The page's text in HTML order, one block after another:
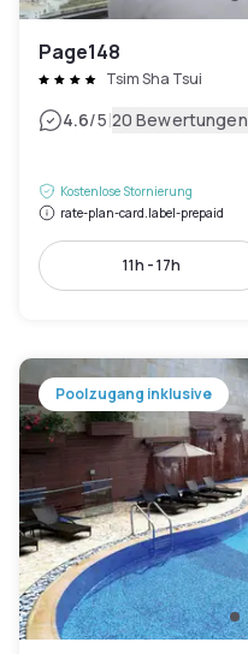
Page148
Tsim Sha Tsui
4.6/5|20 Bewertungen
Kostenlose Stornierung
rate-plan-card.label-prepaid
11h - 17h
Poolzugang inklusive